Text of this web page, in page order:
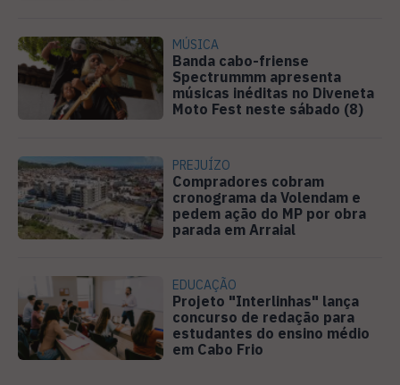
MÚSICA
Banda cabo-friense
Spectrummm apresenta
músicas inéditas no Diveneta
Moto Fest neste sábado (8)
PREJUÍZO
Compradores cobram
cronograma da Volendam e
pedem ação do MP por obra
parada em Arraial
EDUCAÇÃO
Projeto "Interlinhas" lança
concurso de redação para
estudantes do ensino médio
em Cabo Frio